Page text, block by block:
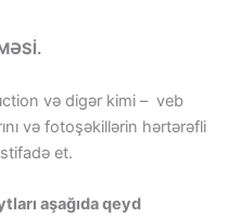
və digər kimi – veb
və fotoşəkillərin hərtərəfli
et.
aşağıda qeyd